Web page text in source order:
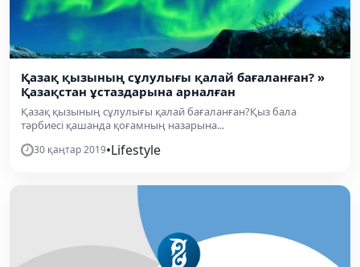
Қазақ қызының сұлулығы қалай бағаланған? »
Қазақстан ұстаздарына арналған
Қазақ қызының сұлулығы қалай бағаланған?Қыз бала
тәрбиесі қашанда қоғамның назарына...
30 қаңтар 2019•Lifestyle